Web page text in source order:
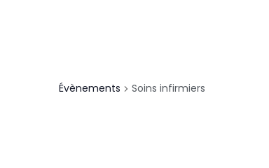
Évènements Soins infirmiers